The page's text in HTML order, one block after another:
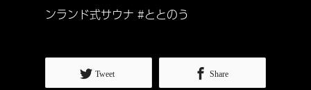
ンランド式サウナ #ととのう
Tweet Share